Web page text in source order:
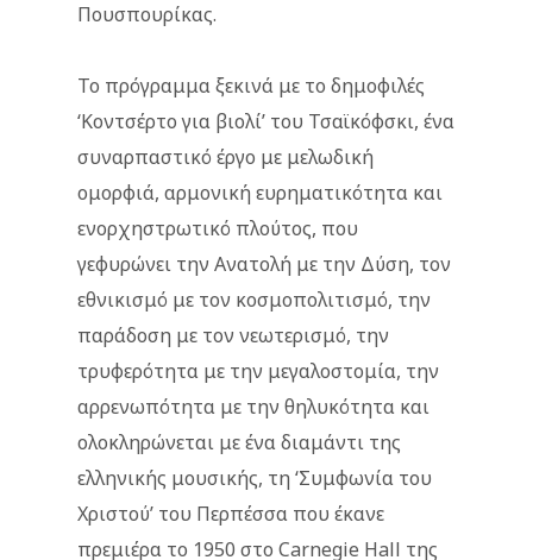
Πουσπουρίκας.
Το πρόγραμμα ξεκινά με το δημοφιλές
‘Κοντσέρτο για βιολί’ του Τσαϊκόφσκι, ένα
συναρπαστικό έργο με μελωδική
ομορφιά, αρμονική ευρηματικότητα και
ενορχηστρωτικό πλούτος, που
γεφυρώνει την Ανατολή με την Δύση, τον
εθνικισμό με τον κοσμοπολιτισμό, την
παράδοση με τον νεωτερισμό, την
τρυφερότητα με την μεγαλοστομία, την
αρρενωπότητα με την θηλυκότητα και
ολοκληρώνεται με ένα διαμάντι της
ελληνικής μουσικής, τη ‘Συμφωνία του
Χριστού’ του Περπέσσα που έκανε
πρεμιέρα το 1950 στο Carnegie Hall της